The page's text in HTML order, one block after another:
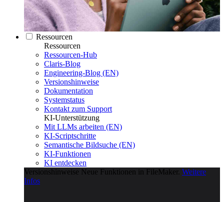
Ressourcen
Ressourcen
Ressourcen-Hub
Claris-Blog
Engineering-Blog (EN)
Versionshinweise
Dokumentation
Systemstatus
Kontakt zum Support
KI-Unterstützung
Mit LLMs arbeiten (EN)
KI-Scriptschritte
Semantische Bildsuche (EN)
KI-Funktionen
KI entdecken
Versionshinweise Neue Funktionen in FileMaker. Weitere
Infos